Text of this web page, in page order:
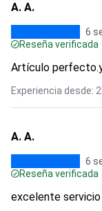
A. A.
6
Reseña verificada
Artículo
Experiencia desde:
A. A.
6
Reseña verificada
excelente servicio